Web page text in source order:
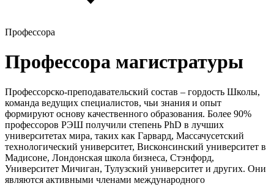
Профессора
Профессора магистратуры
Профессорско-преподавательский состав ‒ гордость Школы,
команда ведущих специалистов, чьи знания и опыт
формируют основу качественного образования. Более 90%
профессоров РЭШ получили степень PhD в лучших
университетах мира, таких как Гарвард, Массачусетский
технологический университет, Висконсинский университет в
Мадисоне, Лондонская школа бизнеса, Стэнфорд,
Университет Мичиган, Тулузский университет и других. Они
являются активными членами международного